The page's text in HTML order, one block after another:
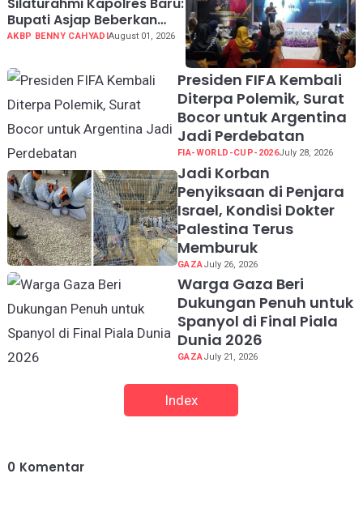
Silaturahmi Kapolres Baru:
Bupati Asjap Beberkan
Kondisi Geografis dan
Sukabumi
AKBP BENNY CAHYADIAugust 01, 2026
Presiden FIFA Kembali
Diterpa Polemik, Surat
Bocor untuk Argentina
Jadi Perdebatan
FIA-WORLD-CUP-2026July 28, 2026
Jadi Korban
Penyiksaan di Penjara
Israel, Kondisi Dokter
Palestina Terus
Memburuk
GAZAJuly 26, 2026
Warga Gaza Beri
Dukungan Penuh untuk
Spanyol di Final Piala
Dunia 2026
GAZAJuly 21, 2026
Index
0 Komentar